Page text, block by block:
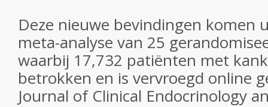
Deze nieuwe bevindingen komen
meta-analyse van 25
waarbij 17,732 patiënten met
betrokken en is vervroegd online
Journal of Clinical Endocrinology